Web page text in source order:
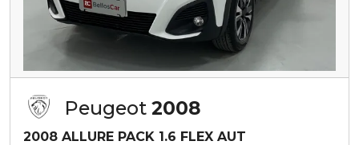
Peugeot 2008
2008 ALLURE PACK 1.6 FLEX AUT